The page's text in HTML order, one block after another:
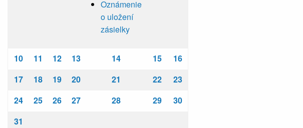
Oznámenie
o uložení
zásielky
10 11 12 13 14 15
16
17
18 19 20 21 22
23
24
25 26 27 28 29
30
31